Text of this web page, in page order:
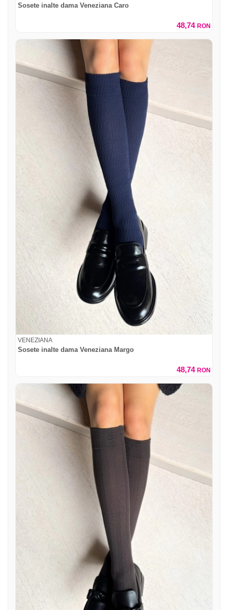
Sosete inalte dama Veneziana Caro
48,74 RON
VENEZIANA
Sosete inalte dama Veneziana Margo
48,74 RON